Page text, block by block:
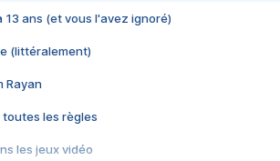
13 ans (et vous l'avez ignoré)
(littéralement)
Rayan
toutes les règles
les jeux vidéo